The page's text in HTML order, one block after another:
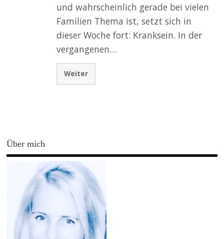
und wahrscheinlich gerade bei vielen
Familien Thema ist, setzt sich in
dieser Woche fort: Kranksein. In der
vergangenen…
Weiter
Über mich